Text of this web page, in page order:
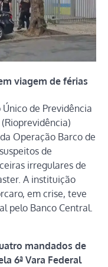
viagem de férias
de Previdência
Operação Barco de
de
irregulares de
A instituição
em crise, teve
pelo Banco Central.
mandados de
6ª Vara Federal